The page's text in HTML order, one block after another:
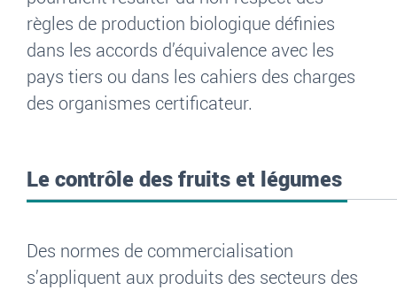
règles de production biologique définies
dans les accords d’équivalence avec les
pays tiers ou dans les cahiers des charges
des organismes certificateur.
Le contrôle des fruits et légumes
Des normes de commercialisation
s’appliquent aux produits des secteurs des